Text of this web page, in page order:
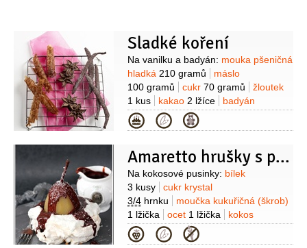
Sladké koření
Suroviny
Na vanilku a badyán: mouka pšeničná
hladká 210 gramů
máslo
100 gramů
cukr 70 gramů
žloutek
1 kus
kakao 2 lžíce
badyán
1/2lžičky (mletý)
1/2lžičky ((aroma))
sůl
Na skořicové svitky: cukr moučkový
140 gramů
máslo80 gramů
mouka
pšeničná hladká
60 gramů
pomerančová
1,4 decilitru
skořice
1 lžička
(mletá) kakao1/2
Kategorie
Amaretto hrušky s pusinkami a čokoládovou omáčkou
Suroviny
Na kokosové pusinky: bílek
3 kusy
cukr krystal
3/4 hrnku
moučka kukuřičná (škrob)
1 lžička
ocet 1 lžička
kokos
1/2hrnku (strouhaný)
hrušky4 kusy amaretto1/4hrnku
Kategorie